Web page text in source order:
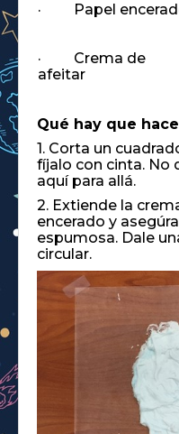
· Papel
· Crema de
afeitar
Qué hay que
1. Corta un
fíjalo con cinta. No
aquí para allá.
2. Extiende la
encerado y
espumosa. Dale
circular.